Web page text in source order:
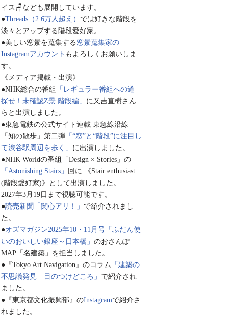
イス🪑なども展開しています。
●Threads（2.6万人超え） では好きな階段を
淡々とアップする階段愛好家。
●美しい窓景を蒐集する 窓景蒐集家の
Instagramアカウント もよろしくお願いしま
す。
《メディア掲載・出演》
●NHK総合の番組
「レギュラー番組への道
探せ！未確認Z景 階段編」 に又吉直樹さん
らと出演しました。
●東急電鉄の公式サイト連載 東急線沿線
「知の散歩」第二弾「“窓”と“階段”に注目し
て渋谷駅周辺を歩く」 に出演しました。
●NHK Worldの番組「Design × Stories」の
「Astonishing Stairs」
回に 《Stair enthusiast
(階段愛好家)》として出演しました。
2027年3月19日まで視聴可能です。
●読売新聞「関心アリ！」 で紹介されまし
た。
●オズマガジン2025年10・11月号「ふだん使
いのおいしい銀座～日本橋」 のおさんぽ
MAP「名建築」を担当しました。
●『Tokyo Art Navigation』のコラム 「建築の
不思議発見 目のつけどころ」 で紹介され
ました。
●『東京都文化振興部』のInstagramで紹介さ
れました。